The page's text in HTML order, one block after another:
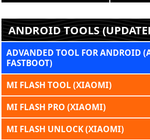
ANDROID TOOLS
ADVANDED TOOL FOR ANDROID
FASTBOOT)
MI FLASH TOOL (XIAOMI)
MI FLASH PRO (XIAOMI)
MI FLASH UNLOCK (XIAOMI)